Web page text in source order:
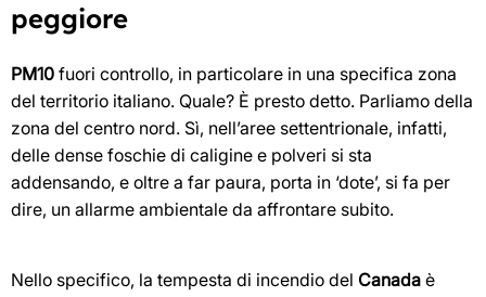
peggiore
PM10 fuori controllo, in particolare in una specifica zona
del territorio italiano. Quale? È presto detto. Parliamo della
zona del centro nord. Sì, nell’aree settentrionale, infatti,
delle dense foschie di caligine e polveri si sta
addensando, e oltre a far paura, porta in ‘dote’, si fa per
dire, un allarme ambientale da affrontare subito.
Nello specifico, la tempesta di incendio del Canada è